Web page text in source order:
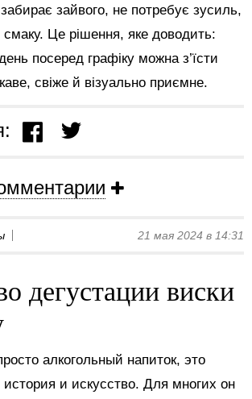
зайвого, не потребує зусиль,
смаку. Це рішення, яке доводить:
посеред графіку можна з’їсти
свіже й візуально приємне.
21 мая 2024 в 14:31
дегустации виски
алкогольный напиток, это
история и искусство. Для многих он